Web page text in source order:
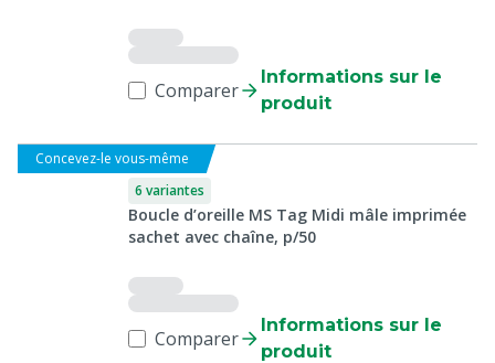
Comparer
Informations sur le
produit
Concevez-le vous-même
6 variantes
Boucle d’oreille MS Tag Midi mâle imprimée
sachet avec chaîne, p/50
Comparer
Informations sur le
produit